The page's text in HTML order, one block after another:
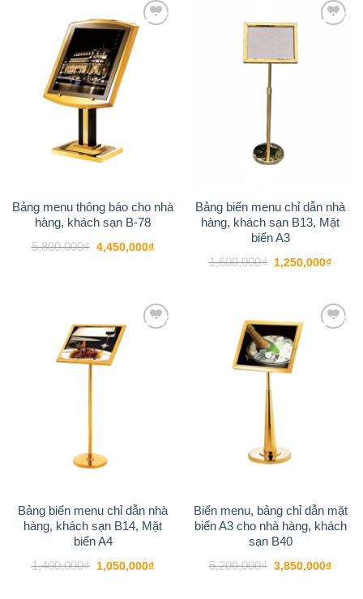
-23%
Add to
wishlist
Bảng menu thông báo cho nhà
hàng, khách sạn B-78
5,800,000₫ Giá
gốc
4,450,000₫Giá
-22%
Bảng biển menu chỉ dẫn nhà
hàng, khách sạn B13, Mặt
biển A3
1,600,000₫
Giá
gốc
1,250,000₫Giá
-25%
Bảng biển menu chỉ dẫn nhà
hàng, khách sạn B14, Mặt
biển A4
1,400,000₫
Giá
gốc
1,050,000₫Giá
-26%
Biển menu, bảng chỉ dẫn mặt
biển A3 cho nhà hàng, khách
sạn B40
5,200,000₫ Giá
gốc
3,850,000₫Giá